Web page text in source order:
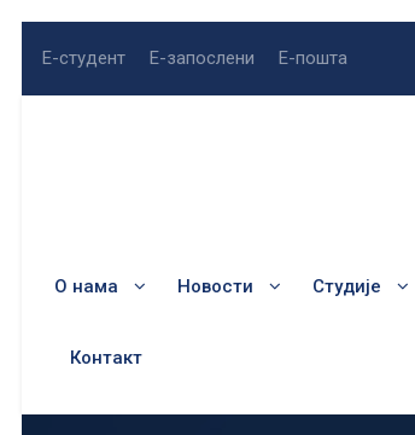
Е-студент Е-запослени Е-пошта
О нама Новости Студије
Контакт